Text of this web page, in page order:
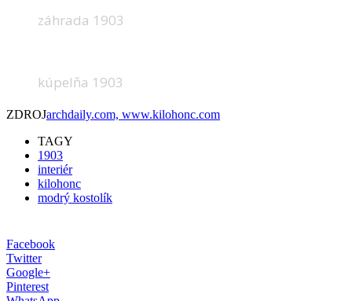
záhrada 1903
kúpelňa 1903
ZDROJarchdaily.com, www.kilohonc.com
TAGY
1903
interiér
kilohonc
modrý kostolík
Facebook
Twitter
Google+
Pinterest